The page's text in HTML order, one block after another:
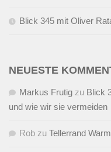
Blick 345 mit Oliver
NEUESTE
Markus Frutig zu Blick
und wie wir sie vermeiden
Rob zu Tellerrand